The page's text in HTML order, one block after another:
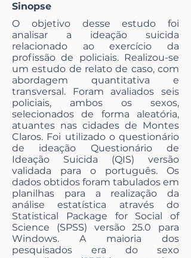
Sinopse
O objetivo desse estudo foi
analisar a ideação suicida
relacionado ao exercício da
profissão de policiais. Realizou-se
um estudo de relato de caso, com
abordagem quantitativa e
transversal. Foram avaliados seis
policiais, ambos os sexos,
selecionados de forma aleatória,
atuantes nas cidades de Montes
Claros. Foi utilizado o questionário
de ideação Questionário de
Ideação Suicida (QIS) versão
validada para o português. Os
dados obtidos foram tabulados em
planilhas para a realização da
análise estatística através do
Statistical Package for Social of
Science (SPSS) versão 25.0 para
Windows. A maioria dos
pesquisados era do sexo